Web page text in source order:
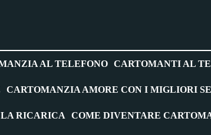
AL TELEFONO CARTOMANTI AL
CARTOMANZIA AMORE CON I MIGLIORI
RICARICA COME DIVENTARE